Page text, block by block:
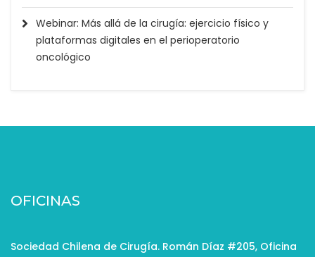
Webinar: Más allá de la cirugía: ejercicio físico y
plataformas digitales en el perioperatorio
oncológico
OFICINAS
Sociedad Chilena de Cirugía. Román Díaz #205, Oficina